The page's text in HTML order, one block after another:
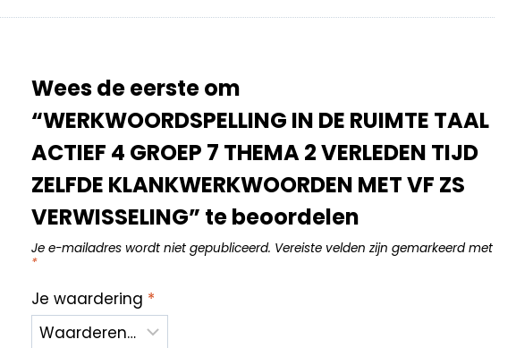
Wees de eerste om
“WERKWOORDSPELLING IN DE RUIMTE TAAL
ACTIEF 4 GROEP 7 THEMA 2 VERLEDEN TIJD
ZELFDE KLANKWERKWOORDEN MET VF ZS
VERWISSELING” te beoordelen
Je e-mailadres wordt niet gepubliceerd. Vereiste velden zijn gemarkeerd met
*
Je waardering *